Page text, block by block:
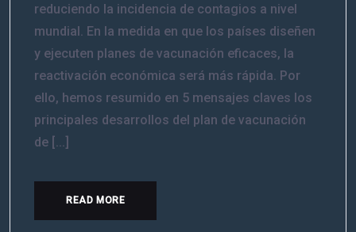
reduciendo la incidencia de contagios a nivel
mundial. En la medida en que los países diseñen
y ejecuten planes de vacunación eficaces, la
reactivación económica será más rápida. Por
ello, hemos resumido en 5 mensajes claves los
principales desarrollos del plan de vacunación
de [...]
READ MORE